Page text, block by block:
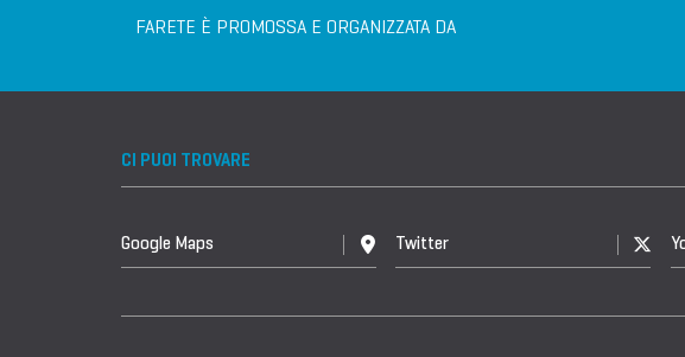
FARETE È PROMOSSA E ORGANIZZATA DA
CI PUOI TROVARE
Google Maps Twitter